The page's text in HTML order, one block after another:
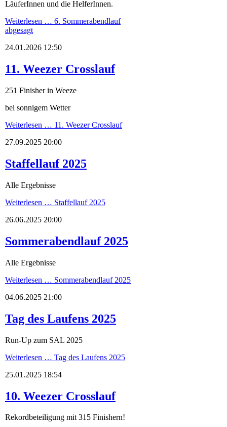
LäuferInnen und die HelferInnen.
Weiterlesen … 6. Sommerabendlauf
abgesagt
24.01.2026 12:50
11. Weezer Crosslauf
251 Finisher in Weeze
bei sonnigem Wetter
Weiterlesen … 11. Weezer Crosslauf
27.09.2025 20:00
Staffellauf 2025
Alle Ergebnisse
Weiterlesen … Staffellauf 2025
26.06.2025 20:00
Sommerabendlauf 2025
Alle Ergebnisse
Weiterlesen … Sommerabendlauf 2025
04.06.2025 21:00
Tag des Laufens 2025
Run-Up zum SAL 2025
Weiterlesen … Tag des Laufens 2025
25.01.2025 18:54
10. Weezer Crosslauf
Rekordbeteiligung mit 315 Finishern!